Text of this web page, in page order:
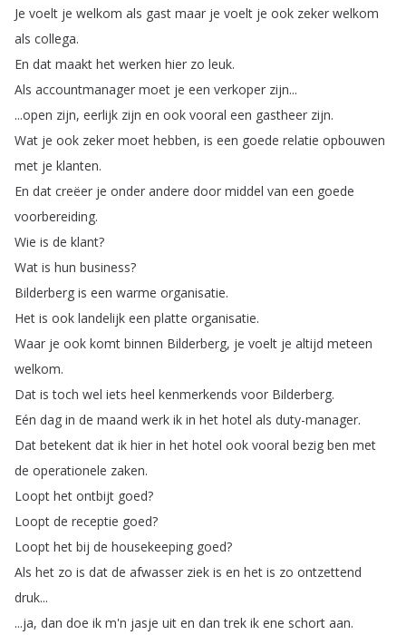
Je voelt je welkom als gast maar je voelt je ook zeker welkom
als collega.
En dat maakt het werken hier zo leuk.
Als accountmanager moet je een verkoper zijn...
...open zijn, eerlijk zijn en ook vooral een gastheer zijn.
Wat je ook zeker moet hebben, is een goede relatie opbouwen
met je klanten.
En dat creëer je onder andere door middel van een goede
voorbereiding.
Wie is de klant?
Wat is hun business?
Bilderberg is een warme organisatie.
Het is ook landelijk een platte organisatie.
Waar je ook komt binnen Bilderberg, je voelt je altijd meteen
welkom.
Dat is toch wel iets heel kenmerkends voor Bilderberg.
Eén dag in de maand werk ik in het hotel als duty-manager.
Dat betekent dat ik hier in het hotel ook vooral bezig ben met
de operationele zaken.
Loopt het ontbijt goed?
Loopt de receptie goed?
Loopt het bij de housekeeping goed?
Als het zo is dat de afwasser ziek is en het is zo ontzettend
druk...
...ja, dan doe ik m'n jasje uit en dan trek ik ene schort aan.